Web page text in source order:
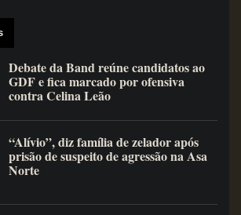
Debate da Band reúne candidatos ao
GDF e fica marcado por ofensiva
contra Celina Leão
“Alívio”, diz família de zelador após
prisão de suspeito de agressão na Asa
Norte